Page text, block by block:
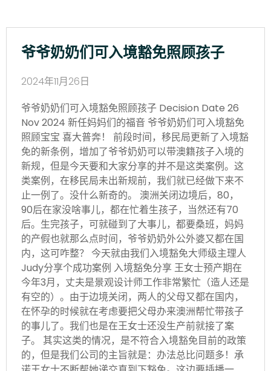
爷爷奶奶们可入境豁免照顾孩子
2024年11月26日
爷爷奶奶们可入境豁免照顾孩子 Decision Date 26
Nov 2024 新任妈妈们的福音 爷爷奶奶们可入境豁免
照顾宝宝 喜大普奔！ 前段时间，移民局更新了入境豁
免的新条例，增加了爷爷奶奶可以带澳籍孩子入境的
新规，但是今天要和大家分享的并不是这类案例。这
类案例，在移民局未出新规前，我们就已经做下来不
止一例了。没什么新奇的。 澳洲关闭边境后，80，
90后在家没啥事儿，都在忙着生孩子，当然还有70
后。生完孩子，可就碰到了大事儿，都要桑班，妈妈
的产假也就那么点时间，爷爷奶奶外公外婆又都在国
内，这可咋整？ 今天就由我们入境豁免大师级主理人
Judy分享个成功案例 入境豁免分享 王女士预产期在
今年3月，丈夫是景观设计师工作非常繁忙（造人还是
有空的）。由于边境关闭，两人的父母又都在国内，
在怀孕的时候就在考虑要把父母办来澳洲帮忙带孩子
的事儿了。我们也是在王女士还没生产前就接了案
子。 其实这类的情况，是不符合入境豁免目前的政策
的，但是我们公司的主旨就是：办法总比问题多！承